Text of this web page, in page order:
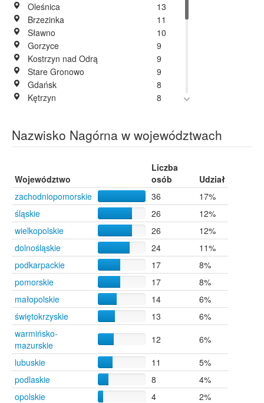
Oleśnica
13
Brzezinka
11
Sławno
10
Gorzyce
9
Kostrzyn nad Odrą
9
Stare Gronowo
9
Gdańsk
8
Kętrzyn
8
Katowice
7
Legnica
6
6
Bytom
5
Mieroszów
5
Płużniczka
5
Żory
5
Białystok
4
Kędzierzyn-Koźle
4
Kielce
4
Kołobrzeg
4
Mrągowo
4
Piła
4
Przemyśl
4
Rzepedź
4
Stargard Szczeciński
Supraśl
4
Szczecin
4
Tomaszów Lubelski
4
Zabrze
Kraków
Nazwisko Nagórna w województwach
Województwo
Liczba
osób
Udział
zachodniopomorskie
36
17%
śląskie
26
12%
wielkopolskie
26
12%
dolnośląskie
24
11%
podkarpackie
17
8%
pomorskie
17
8%
małopolskie
14
6%
świętokrzyskie
13
6%
warmińsko-
mazurskie
12
6%
lubuskie
11
5%
podlaskie
8
4%
opolskie
4
2%